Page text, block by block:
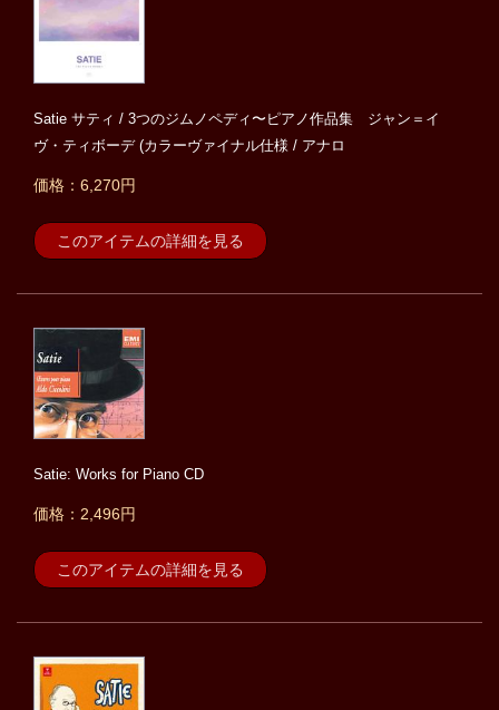
Satie サティ / 3つのジムノペディ〜ピアノ作品集 ジャン＝イ
ヴ・ティボーデ (カラーヴァイナル仕様 / アナロ
価格：6,270円
このアイテムの詳細を見る
Satie: Works for Piano CD
価格：2,496円
このアイテムの詳細を見る